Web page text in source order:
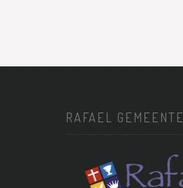
RAFAEL GEMEENTE